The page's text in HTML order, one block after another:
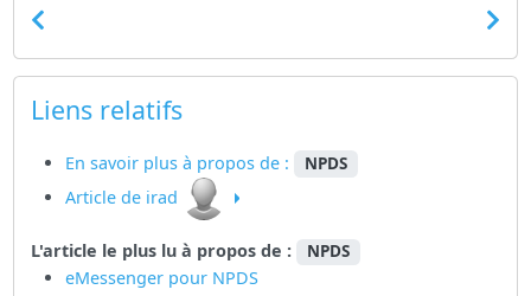
Liens relatifs
En savoir plus à propos de : NPDS
Article de irad
L'article le plus lu à propos de : NPDS
eMessenger pour NPDS